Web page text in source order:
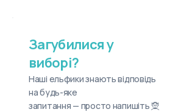
Загубилися у
виборі?
Наші ельфики знають відповідь
на будь-яке
запитання — просто напишіть 🧝